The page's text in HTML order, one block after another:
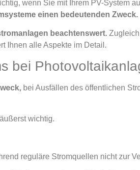
wenn Sie mit Ihrem PV-System
einen bedeutenden Zweck.
beachtenswert.
Ihnen alle Aspekte im Detail.
bei
bei Ausfällen des öffentlichen
wichtig.
reguläre Stromquellen nicht zur